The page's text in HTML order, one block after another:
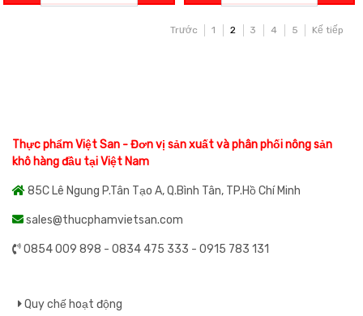
Trước 1 2 3 4 5 Kế tiếp
Thực phẩm Việt San - Đơn vị sản xuất và phân phối nông sản
khô hàng đầu tại Việt Nam
85C Lê Ngung P.Tân Tạo A, Q.Bình Tân, TP.Hồ Chí Minh
sales@thucphamvietsan.com
0854 009 898 - 0834 475 333 - 0915 783 131
Quy chế hoạt động